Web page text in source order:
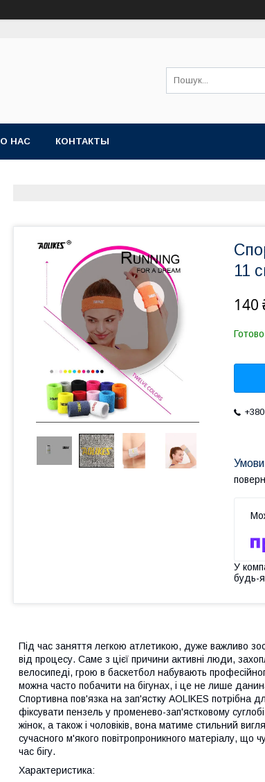
О НАС КОНТАКТЫ
11
140
У
будь-
Під час заняття легкою атлетикою, дуже важливо
від процесу. Саме з цієї причини активні люди,
велосипеді, грою в баскетбол набувають
можна часто побачити на бігунах, і це не лише
Спортивна пов'язка на зап'ястку AOLIKES потрібна
фіксувати пензель у променево-зап'ястковому
жінок, а також і чоловіків, вона матиме стильний
сучасного м'якого повітропроникного матеріалу, що
час бігу.
Характеристика: